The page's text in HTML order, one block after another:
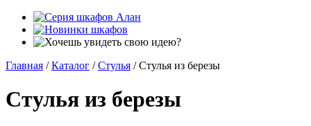
Главная / Каталог / Стулья / Стулья из березы
Стулья из березы